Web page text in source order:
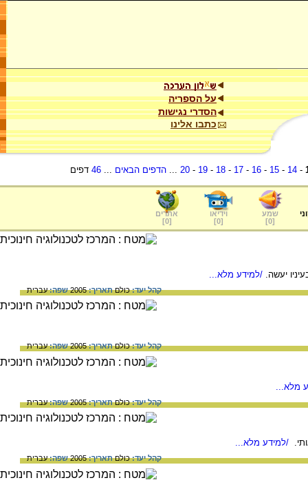
על הספריה
הסדרי נגישות
כתבו אלינו
-
14
-
15
-
16
-
17
-
18
-
19
-
20
...הדפים הבאים ...
46 דפים
שמע
[
0
]
וידיאו
[
0
]
אתרים
[
0
]
יעשה. /למידע מלא...
קהל יעד:כולםתאריך:2005 שפה:עברית
קהל יעד:כולםתאריך:2005 שפה:עברית
מלא...
קהל יעד:כולםתאריך:2005 שפה:עברית
/למידע מלא...
קהל יעד:כולםתאריך:2005 שפה:עברית